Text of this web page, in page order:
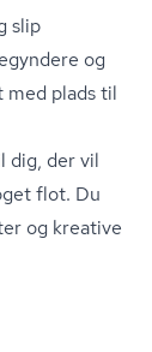
slip
og
med plads til
dig, der vil
flot. Du
og kreative